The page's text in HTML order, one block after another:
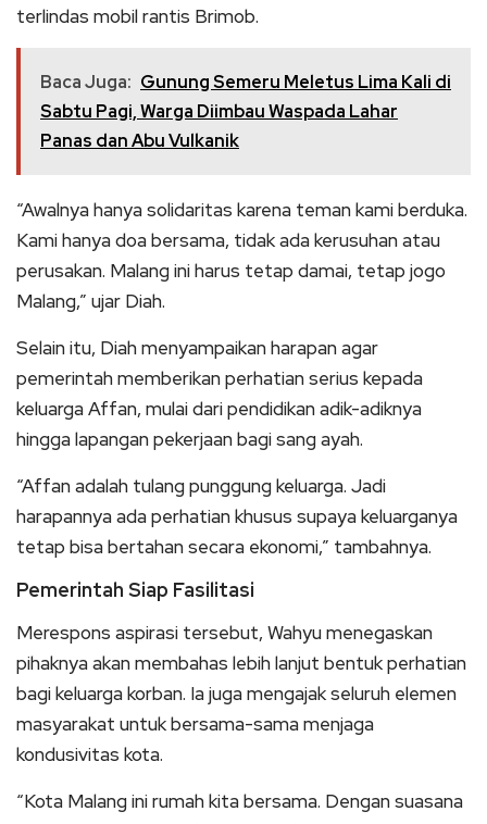
terlindas mobil rantis Brimob.
Baca Juga: Gunung Semeru Meletus Lima Kali di
Sabtu Pagi, Warga Diimbau Waspada Lahar
Panas dan Abu Vulkanik
“Awalnya hanya solidaritas karena teman kami berduka.
Kami hanya doa bersama, tidak ada kerusuhan atau
perusakan. Malang ini harus tetap damai, tetap jogo
Malang,” ujar Diah.
Selain itu, Diah menyampaikan harapan agar
pemerintah memberikan perhatian serius kepada
keluarga Affan, mulai dari pendidikan adik-adiknya
hingga lapangan pekerjaan bagi sang ayah.
“Affan adalah tulang punggung keluarga. Jadi
harapannya ada perhatian khusus supaya keluarganya
tetap bisa bertahan secara ekonomi,” tambahnya.
Pemerintah Siap Fasilitasi
Merespons aspirasi tersebut, Wahyu menegaskan
pihaknya akan membahas lebih lanjut bentuk perhatian
bagi keluarga korban. Ia juga mengajak seluruh elemen
masyarakat untuk bersama-sama menjaga
kondusivitas kota.
“Kota Malang ini rumah kita bersama. Dengan suasana